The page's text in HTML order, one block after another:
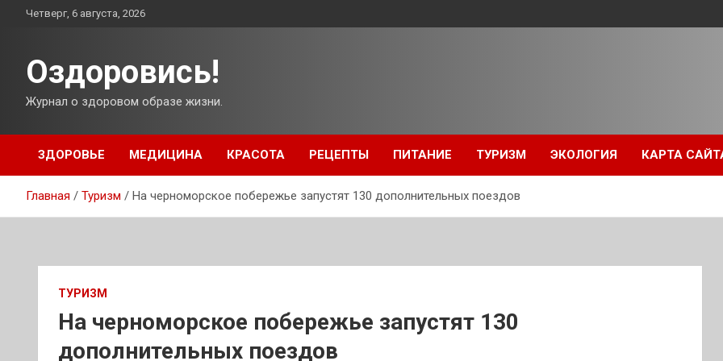
ПерейтиЧетверг, 6 августа, 2026
Оздоровись!
Журнал о здоровом образе жизни.
ЗДОРОВЬЕ МЕДИЦИНА КРАСОТА РЕЦЕПТЫ ПИТАНИЕ ТУРИЗМ ЭКОЛОГИЯ КАРТА
Главная Туризм На черноморское побережье запустят 130 дополнительных поездов
ТУРИЗМ
На черноморское побережье запустят 130
дополнительных поездов